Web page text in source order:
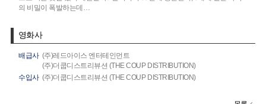
의 비밀이 폭발하는데…
영화사
배급사 (주)레드아이스 엔터테인먼트
(주)더쿱디스트리뷰션 (THE COUP DISTRIBUTION)
수입사 (주)더쿱디스트리뷰션 (THE COUP DISTRIBUTION)